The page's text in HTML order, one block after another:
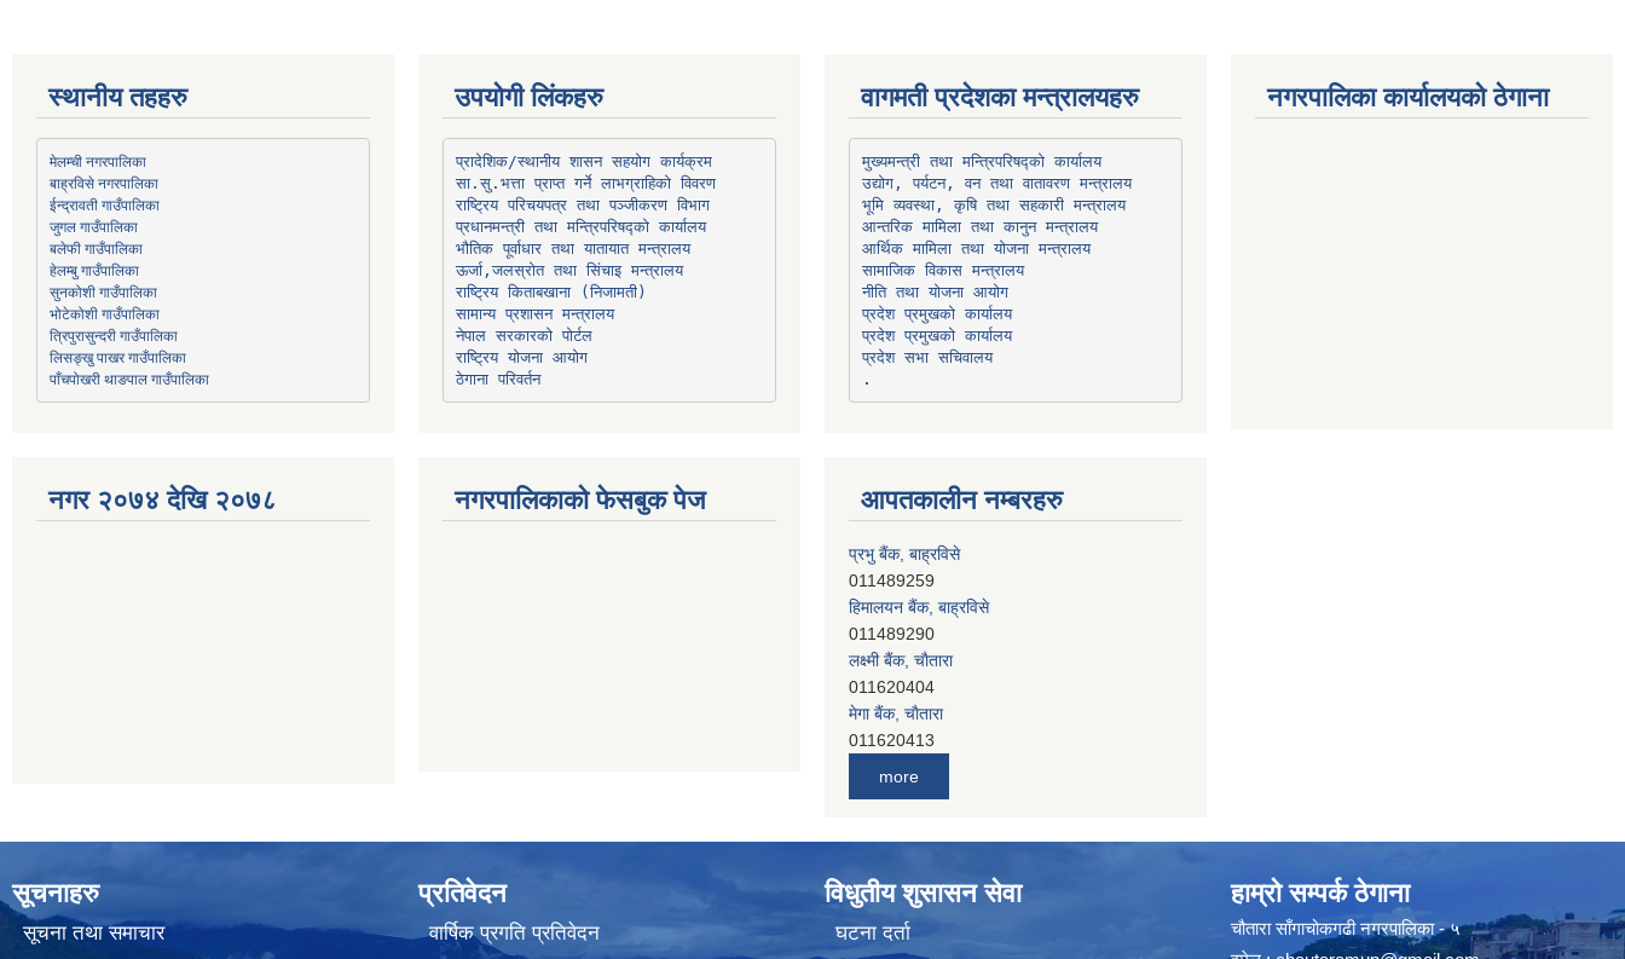
स्थानीय तहहरु
मेलम्ची नगरपालिका
बाह्रविसे नगरपालिका
ईन्द्रावती गाउँपालिका
जुगल गाउँपालिका
बलेफी गाउँपालिका
हेलम्बु गाउँपालिका
सुनकोशी गाउँपालिका
भोटेकोशी गाउँपालिका
त्रिपुरासुन्दरी गाउँपालिका
लिसङ्खु पाखर गाउँपालिका
पाँचपोखरी थाङपाल गाउँपालिका
नगर २०७४ देखि २०७८
उपयोगी लिंकहरु
प्रादेशिक/स्थानीय शासन सहयोग कार्यक्रम
सा.सु.भत्ता प्राप्त गर्ने लाभग्राहिको विवरण
राष्ट्रिय परिचयपत्र तथा पञ्‍जीकरण विभाग
प्रधानमन्त्री तथा मन्त्रिपरिषद्को कार्यालय
भौतिक पूर्वाधार तथा यातायात मन्त्रालय
ऊर्जा,जलस्रोत तथा सिंचाइ मन्त्रालय
सामान्य प्रशासन मन्त्रालय
नेपाल सरकारको पोर्टल
राष्ट्रिय योजना आयोग
ठेगाना परिवर्तन
नगरपालिकाको फेसबुक पेज
वागमती प्रदेशका मन्त्रालयहरु
मुख्यमन्त्री तथा मन्त्रिपरिषद्को कार्यालय
उद्योग, पर्यटन, वन तथा वातावरण मन्त्रालय
भूमि व्यवस्था, कृषि तथा सहकारी मन्त्रालय
आन्तरिक मामिला तथा कानुन मन्त्रालय
आर्थिक मामिला तथा योजना मन्त्रालय
सामाजिक विकास मन्त्रालय
नीति तथा योजना आयोग
प्रदेश प्रमुखको कार्यालय
प्रदेश प्रमुखको कार्यालय
प्रदेश सभा सचिवालय
आपतकालीन नम्बरहरु
प्रभु बैंक, बाह्रविसे
011489259
हिमालयन बैंक, बाह्रविसे
011489290
लक्ष्मी बैंक, चाैतारा
011620404
मेगा बैंक, चाैतारा
011620413
011401005
011403051
सिभिल बैंक, मेलम्ची
011401055
more
नगरपालिका कार्यालयको ठेगाना
सूचनाहरु
सूचना तथा समाचार
प्रतिवेदन
वार्षिक प्रगति प्रतिवेदन
विधुतीय शुसासन सेवा
घटना दर्ता
हाम्रो सम्पर्क ठेगाना
चौतारा साँगाचोकगढी नगरपालिका - ५